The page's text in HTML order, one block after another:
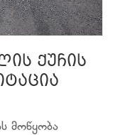
ქუჩის
მოწყობა